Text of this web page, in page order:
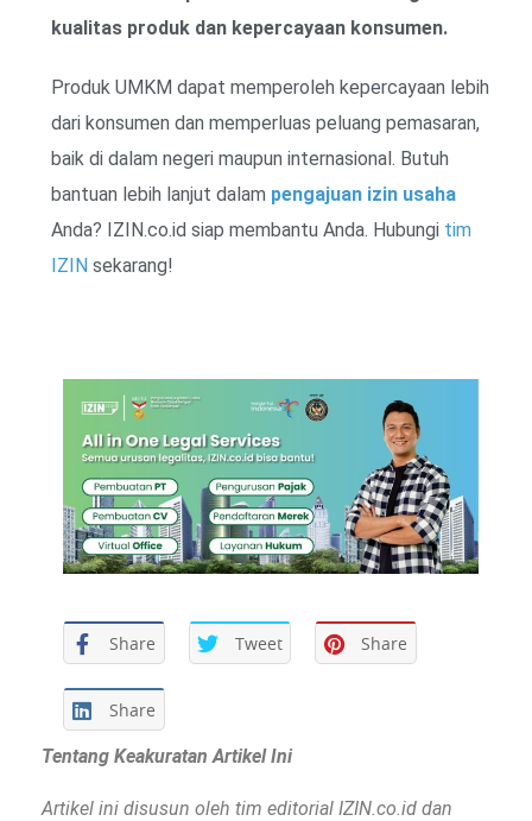
kualitas produk dan kepercayaan konsumen.
Produk UMKM dapat memperoleh kepercayaan lebih
dari konsumen dan memperluas peluang pemasaran,
baik di dalam negeri maupun internasional. Butuh
bantuan lebih lanjut dalam pengajuan izin usaha
Anda? IZIN.co.id siap membantu Anda. Hubungi tim
IZIN sekarang!
Share Tweet Share
Share
Tentang Keakuratan Artikel Ini
Artikel ini disusun oleh tim editorial IZIN.co.id dan